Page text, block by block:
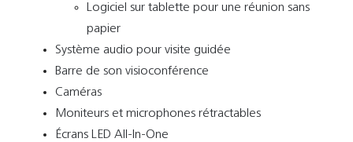
Logiciel sur tablette pour une réunion sans
papier
Système audio pour visite guidée
Barre de son visioconférence
Caméras
Moniteurs et microphones rétractables
Écrans LED All-In-One